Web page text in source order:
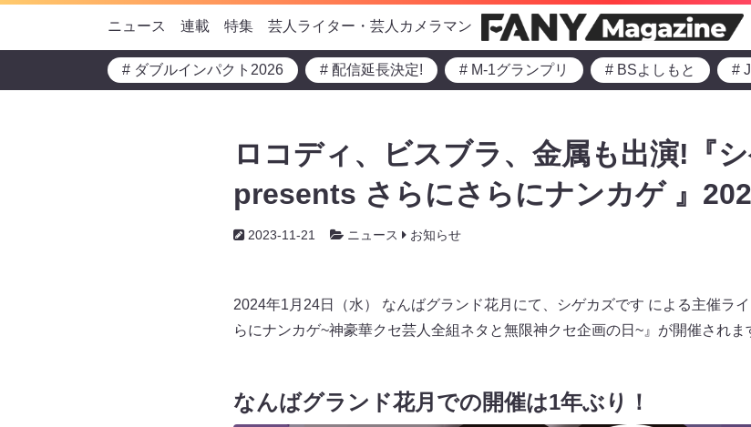
ニュース 連載 特集 芸人ライター・芸人カメラマン
# ダブルインパクト2026 # 配信延長決定! # M-1グランプリ # BSよしもと #
ロコディ、ビスブラ、金属も出演!『
presents さらにさらにナンカゲ 』
2023-11-21 ニュース お知らせ
2024年1月24日（水） なんばグランド花月にて、シゲカズです による主催ラ
らにナンカゲ~神豪華クセ芸人全組ネタと無限神クセ企画の日~』が開催されま
なんばグランド花月での開催は1年ぶり！